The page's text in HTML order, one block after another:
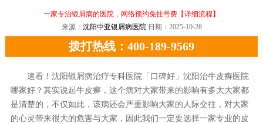
一家专治银屑病的医院，网络预约免挂号费 【详细流程】
来源： 沈阳中亚银屑病医院 日期：2025-10-28
拨打热线：400-189-9569
速看！沈阳银屑病治疗专科医院「口碑好」沈阳治牛皮癣医院
哪家好？其实说起牛皮癣，这个病对大家带来的影响有多大大家都
是清楚的，不仅如此，该病还会严重影响大家的人际交往，对大家
的心灵带来很大的危害与大家，因此我们一定要选择一家专业的皮